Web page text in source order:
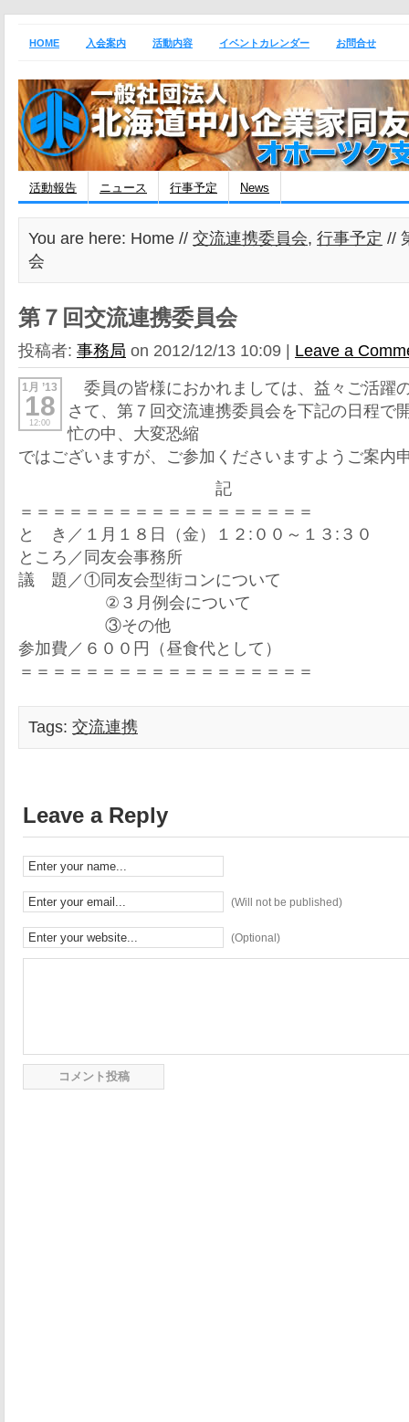
HOME 入会案内 活動内容 イベントカレンダー お問合せ
活動報告 ニュース 行事予定 News
You are here: Home // 交流連携委員会, 行事予定 //
会
第７回交流連携委員会
投稿者: 事務局 on 2012/12/13 10:09 | Leave a
1月 ’13
18
12:00
委員の皆様におかれましては、益々ご活躍
さて、第７回交流連携委員会を下記の日程で
忙の中、大変恐縮
ではございますが、ご参加くださいますようご案内
記
＝＝＝＝＝＝＝＝＝＝＝＝＝＝＝＝＝＝
と き／１月１８日（金）１２:００～１３:３０
ところ／同友会事務所
議 題／①同友会型街コンについて
②３月例会について
③その他
参加費／６００円（昼食代として）
＝＝＝＝＝＝＝＝＝＝＝＝＝＝＝＝＝＝
Tags: 交流連携
Leave a Reply
(Will not be published)
(Optional)